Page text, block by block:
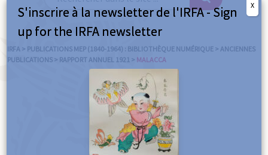
SE
/
IRFA > PUBLICATIONS MEP (1840-1964) : BIBLIOTHÈQUE NUMÉRIQUE > ANCIENNES
PUBLICATIONS > RAPPORT ANNUEL 1921 > MALACCA
Malacca
S'inscrire à la newsletter de l'IRFA - Sign
up for the IRFA newsletter
X